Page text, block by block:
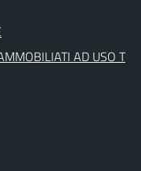
AD USO T